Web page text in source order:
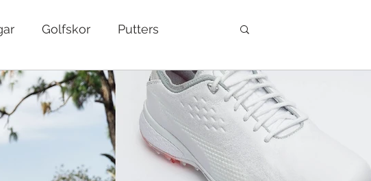
Golfskor Putters
Träningshjälpmedel